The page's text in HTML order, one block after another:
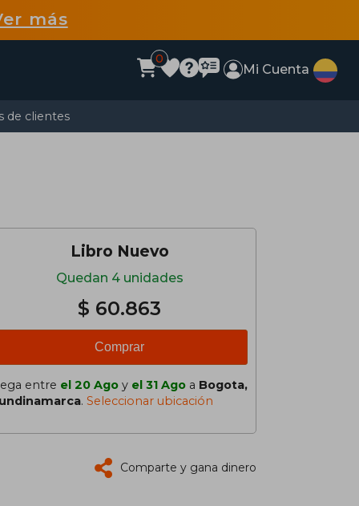
más
0
Mi Cuenta
de clientes
Libro Nuevo
Quedan 4 unidades
$ 60.863
Comprar
entre el 20 Ago y el 31 Ago a Bogota,
. Seleccionar ubicación
Comparte y gana dinero